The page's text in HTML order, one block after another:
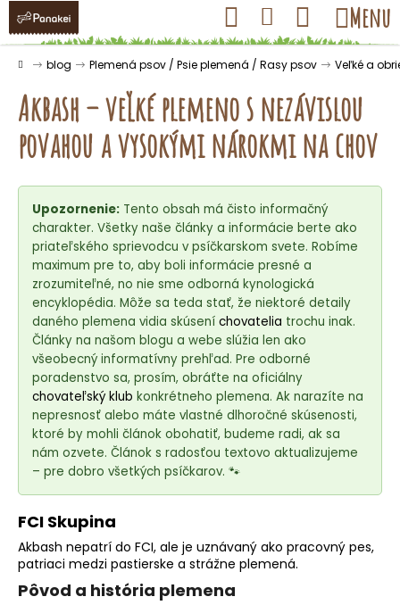
Prejsť
obsah
Hľadať Prihlásenie
Nákupný
košík
Menu
Domov
blog Plemená psov / Psie plemená / Rasy psov Veľké a
Akbash – veľké plemeno s nezávislou
povahou a vysokými nárokmi na chov
Upozornenie: Tento obsah má čisto informačný
charakter. Všetky naše články a informácie berte ako
priateľského sprievodcu v psíčkarskom svete. Robíme
maximum pre to, aby boli informácie presné a
zrozumiteľné, no nie sme odborná kynologická
encyklopédia. Môže sa teda stať, že niektoré detaily
daného plemena vidia skúsení chovatelia trochu inak.
Články na našom blogu a webe slúžia len ako
všeobecný informatívny prehľad. Pre odborné
poradenstvo sa, prosím, obráťte na oficiálny
chovateľský klub konkrétneho plemena. Ak narazíte na
nepresnosť alebo máte vlastné dlhoročné skúsenosti,
ktoré by mohli článok obohatiť, budeme radi, ak sa
nám ozvete. Článok s radosťou textovo aktualizujeme
– pre dobro všetkých psíčkarov. 🐾
FCI Skupina
Akbash nepatrí do FCI, ale je uznávaný ako pracovný pes,
patriaci medzi pastierske a strážne plemená.
Pôvod a história plemena
K
o Späť
Späť
o
á
j
s
ť
?